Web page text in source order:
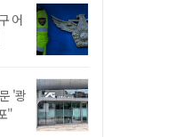
어
'쾅
"